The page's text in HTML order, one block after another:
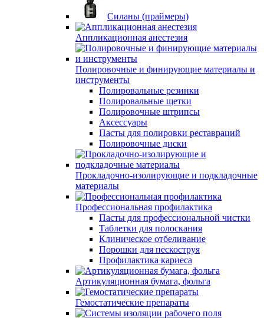
Силаны (праймеры)
Аппликационная анестезия
Полировочные и финирующие материалы и
инструменты
Полировальные резинки
Полировальные щетки
Полировочные штрипсы
Аксессуары
Пасты для полировки реставраций
Полировочные диски
Прокладочно-изолирующие и подкладочные
материалы
Профессиональная профилактика
Пасты для профессиональной чистки
Таблетки для полоскания
Клиническое отбеливание
Порошки для пескоструя
Профилактика кариеса
Артикуляционная бумага, фольга
Гемостатические препараты